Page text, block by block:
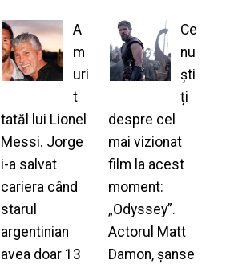
A
m
uri
t
tatăl lui Lionel
Messi. Jorge
i-a salvat
cariera când
starul
argentinian
avea doar 13
Ce
nu
ști
ți
despre cel
mai vizionat
film la acest
moment:
„Odyssey”.
Actorul Matt
Damon, șanse